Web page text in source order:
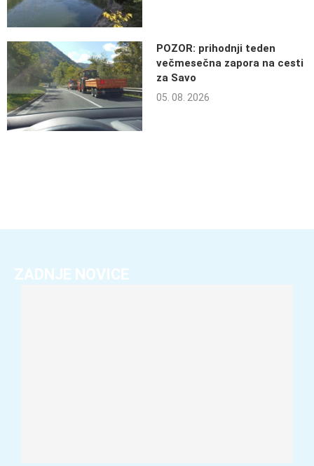
POZOR: prihodnji teden
večmesečna zapora na cesti
za Savo
05. 08. 2026
ZADNJE NOVICE